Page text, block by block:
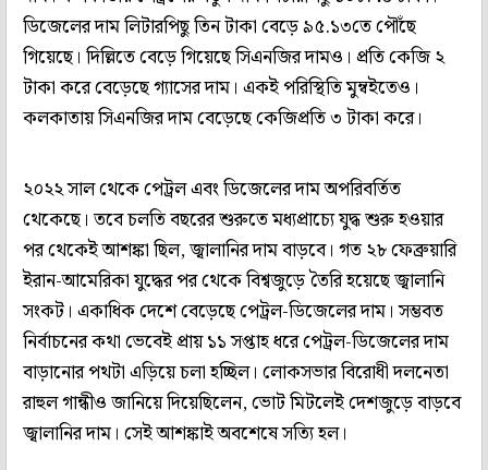
ডিজেলের দাম লিটারপিছু তিন টাকা বেড়ে ৯৫.১৩তে পৌঁছে
গিয়েছে। দিল্লিতে বেড়ে গিয়েছে সিএনজির দামও। প্রতি কেজি ২
টাকা করে বেড়েছে গ্যাসের দাম। একই পরিস্থিতি মুম্বইতেও।
কলকাতায় সিএনজির দাম বেড়েছে কেজিপ্রতি ৩ টাকা করে।
২০২২ সাল থেকে পেট্রল এবং ডিজেলের দাম অপরিবর্তিত
থেকেছে। তবে চলতি বছরের শুরুতে মধ্যপ্রাচ্যে যুদ্ধ শুরু হওয়ার
পর থেকেই আশঙ্কা ছিল, জ্বালানির দাম বাড়বে। গত ২৮ ফেব্রুয়ারি
ইরান-আমেরিকা যুদ্ধের পর থেকে বিশ্বজুড়ে তৈরি হয়েছে জ্বালানি
সংকট। একাধিক দেশে বেড়েছে পেট্রল-ডিজেলের দাম। সম্ভবত
নির্বাচনের কথা ভেবেই প্রায় ১১ সপ্তাহ ধরে পেট্রল-ডিজেলের দাম
বাড়ানোর পথটা এড়িয়ে চলা হচ্ছিল। লোকসভার বিরোধী দলনেতা
রাহুল গান্ধীও জানিয়ে দিয়েছিলেন, ভোট মিটলেই দেশজুড়ে বাড়বে
জ্বালানির দাম। সেই আশঙ্কাই অবশেষে সত্যি হল।